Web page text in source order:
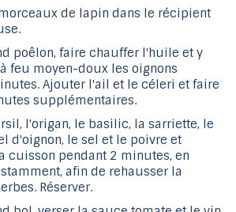
de lapin dans le récipient
poêlon, faire chauffer l'huile et y
feu moyen-doux les oignons
Ajouter l'ail et le céleri et faire
supplémentaires.
l'origan, le basilic, la sarriette, le
d'oignon, le sel et le poivre et
cuisson pendant 2 minutes, en
afin de rehausser la
Réserver.